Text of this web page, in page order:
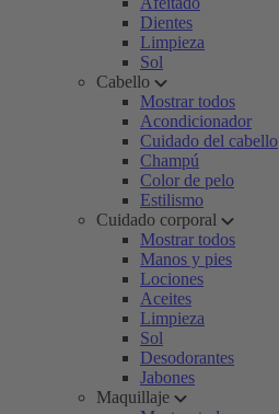
Dientes
Limpieza
Sol
Cabello
Mostrar todos
Acondicionador
Cuidado del cabello
Champú
Color de pelo
Estilismo
Cuidado corporal
Mostrar todos
Manos y pies
Lociones
Aceites
Limpieza
Sol
Desodorantes
Jabones
Maquillaje